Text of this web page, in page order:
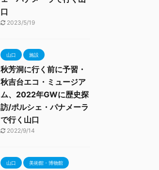
口
2023/5/19
山口 施設
秋芳洞に行く前に予習・
秋吉台エコ・ミュージア
ム、2022年GWに歴史探
訪/ポルシェ・パナメーラ
で行く山口
2022/9/14
山口 美術館・博物館